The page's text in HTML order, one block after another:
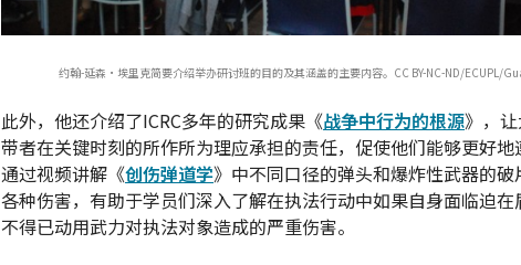
约翰-延森·埃里克简要介绍举办研讨班的目的及其涵盖的主要内容。CC BY-NC-ND/ECUPL/
此外，他还介绍了ICRC多年的研究成果《战争中行为的根源》，
带者在关键时刻的所作所为理应承担的责任，促使他们能够更好地
通过视频讲解《创伤弹道学》中不同口径的弹头和爆炸性武器的破
各种伤害，有助于学员们深入了解在执法行动中如果自身面临迫在
不得已动用武力对执法对象造成的严重伤害。